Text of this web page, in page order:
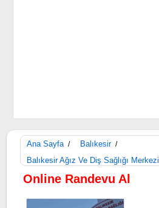
Ana Sayfa / Balıkesir /
Balıkesir Ağız Ve Diş Sağlığı Merkezi
Online Randevu Al